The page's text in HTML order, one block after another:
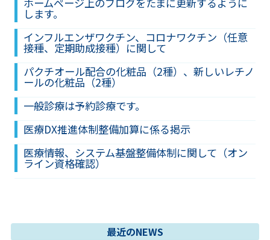
します。
インフルエンザワクチン、コロナワクチン（任意
接種、定期助成接種）に関して
パクチオール配合の化粧品（2種）、新しいレチノ
ールの化粧品（2種）
一般診療は予約診療です。
医療DX推進体制整備加算に係る掲示
医療情報、システム基盤整備体制に関して（オン
ライン資格確認）
最近のNEWS